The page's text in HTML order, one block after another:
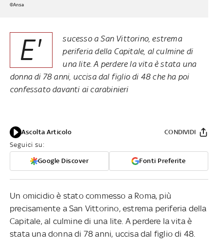
©Ansa
E'
sucesso a San Vittorino, estrema
periferia della Capitale, al culmine di
una lite. A perdere la vita è stata una
donna di 78 anni, uccisa dal figlio di 48 che ha poi
confessato davanti ai carabinieri
Ascolta Articolo
Seguici su:
Google Discover Fonti Preferite
CONDIVIDI
Un omicidio è stato commesso a Roma, più
precisamente a San Vittorino, estrema periferia della
Capitale, al culmine di una lite. A perdere la vita è
stata una donna di 78 anni, uccisa dal figlio di 48.